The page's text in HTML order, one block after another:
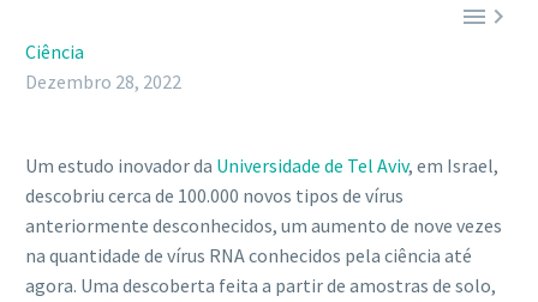

Ciência
Dezembro 28, 2022
Um estudo inovador da Universidade de Tel Aviv, em Israel,
descobriu cerca de 100.000 novos tipos de vírus
anteriormente desconhecidos, um aumento de nove vezes
na quantidade de vírus RNA conhecidos pela ciência até
agora. Uma descoberta feita a partir de amostras de solo,